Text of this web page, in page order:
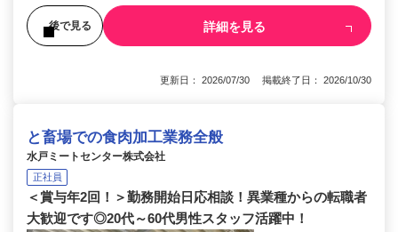
後で見る 詳細を見る
更新日： 2026/07/30 掲載終了日： 2026/10/30
と畜場での食肉加工業務全般
水戸ミートセンター株式会社
正社員
＜賞与年2回！＞勤務開始日応相談！異業種からの転職者
大歓迎です◎20代～60代男性スタッフ活躍中！